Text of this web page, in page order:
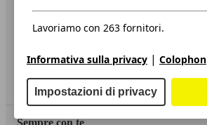
Privacy
Dichiarazione di Accessibilità
Servizi
Area rivenditori
Sempre con te
Lavoriamo con 263 fornitori.
Informativa sulla privacy | Colophon
Impostazioni di privacy